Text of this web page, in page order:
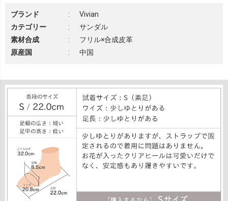
ブランド :
Vivian
カテゴリー
:
サンダル
素材合成
:
フリル×合成皮革
原産国
: 中国